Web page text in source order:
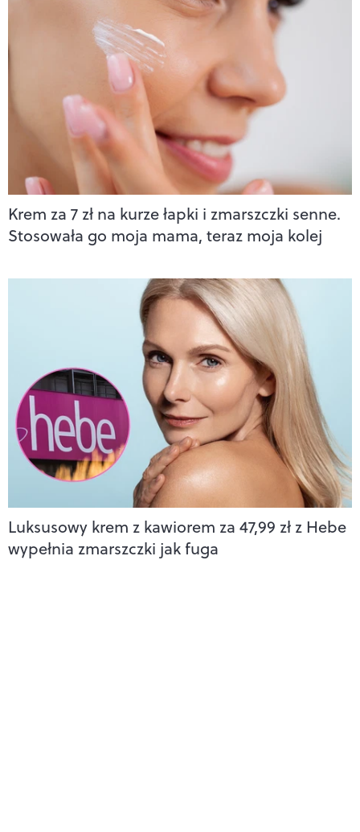
Krem za 7 zł na kurze łapki i zmarszczki senne.
Stosowała go moja mama, teraz moja kolej
Luksusowy krem z kawiorem za 47,99 zł z Hebe
wypełnia zmarszczki jak fuga